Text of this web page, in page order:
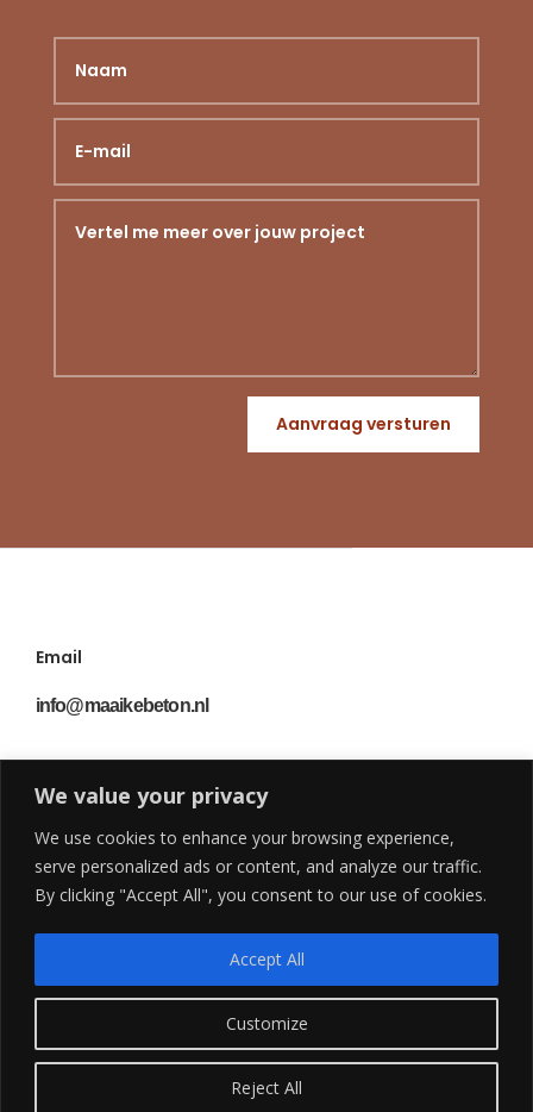
We value your privacy
We use cookies to enhance your browsing experience,
serve personalized ads or content, and analyze our traffic.
By clicking "Accept All", you consent to our use of cookies.
Customize
Reject All
Accept All
Aanvraag versturen
Email
info@maaikebeton.nl
@maaike_beton
Website ontworpen door